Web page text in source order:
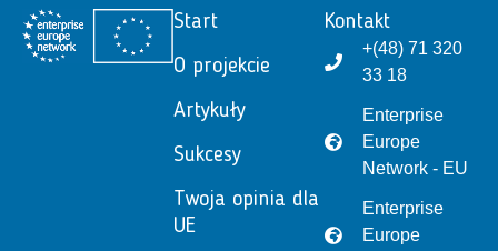
Start
O projekcie
Artykuły
Sukcesy
Twoja opinia dla
UE
Kontakt
+(48) 71 320
33 18
Enterprise
Europe
Network - EU
Enterprise
Europe